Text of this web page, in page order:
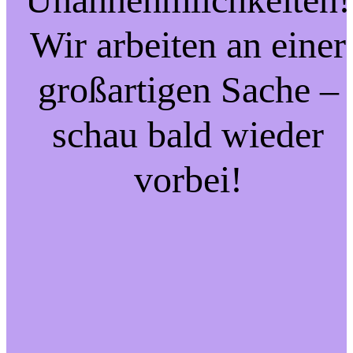
Wir arbeiten an einer
großartigen Sache –
schau bald wieder
vorbei!